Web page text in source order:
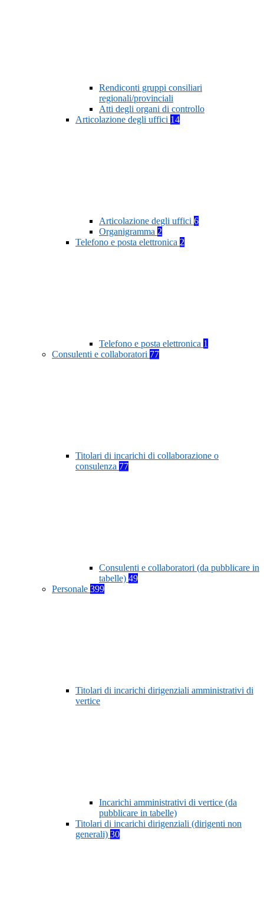
Rendiconti gruppi consiliari
regionali/provinciali
Atti degli organi di controllo
Articolazione degli uffici 14
Articolazione degli uffici 6
Organigramma 2
Telefono e posta elettronica 2
Telefono e posta elettronica 1
Consulenti e collaboratori 77
Titolari di incarichi di collaborazione o
consulenza 77
Consulenti e collaboratori (da pubblicare in
tabelle) 49
Personale 399
Titolari di incarichi dirigenziali amministrativi di
vertice
Incarichi amministrativi di vertice (da
pubblicare in tabelle)
Titolari di incarichi dirigenziali (dirigenti non
generali) 30